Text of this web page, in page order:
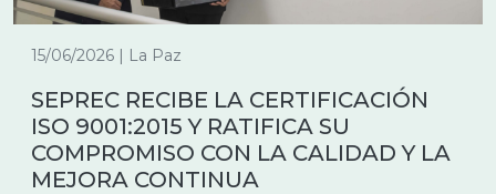
15/06/2026 | La Paz
SEPREC RECIBE LA CERTIFICACIÓN
ISO 9001:2015 Y RATIFICA SU
COMPROMISO CON LA CALIDAD Y LA
MEJORA CONTINUA